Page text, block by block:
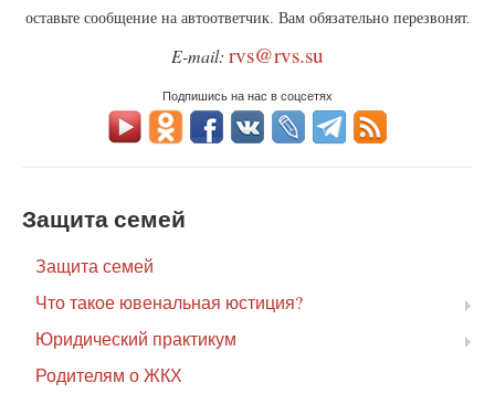
оставьте сообщение на автоответчик. Вам обязательно перезвонят.
E-mail: rvs@rvs.su
Подпишись на нас в соцсетях
Защита семей
Защита семей
Что такое ювенальная юстиция?
Юридический практикум
Родителям о ЖКХ